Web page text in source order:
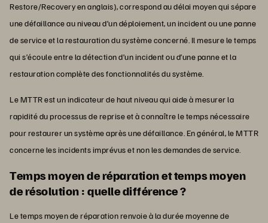
Restore/Recovery en anglais), correspond au délai moyen qui sépare
une défaillance au niveau d’un déploiement, un incident ou une panne
de service et la restauration du système concerné. Il mesure le temps
qui s’écoule entre la détection d’un incident ou d’une panne et la
restauration complète des fonctionnalités du système.
Le MTTR est un indicateur de haut niveau qui aide à mesurer la
rapidité du processus de reprise et à connaître le temps nécessaire
pour restaurer un système après une défaillance. En général, le MTTR
concerne les incidents imprévus et non les demandes de service.
Temps moyen de réparation et temps moyen
de résolution : quelle différence ?
Le temps moyen de réparation renvoie à la durée moyenne de